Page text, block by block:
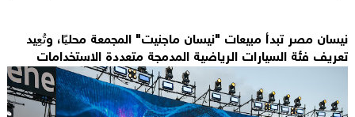
نيسان مصر تبدأ مبيعات "نيسان ماجنيت" المجمعة محليًا، وتُعِيد
تعريف فئة السيارات الرياضية المدمجة متعددة الاستخدامات